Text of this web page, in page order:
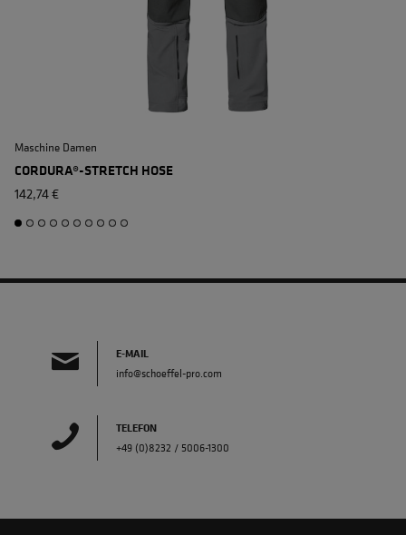
Maschine Damen
CORDURA®-STRETCH HOSE
142,74 €
E-MAIL
info@schoeffel-pro.com
TELEFON
+49 (0)8232 / 5006-1300